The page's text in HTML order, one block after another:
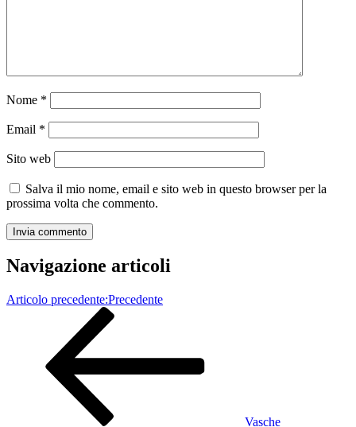
Nome *
Email *
Sito web
Salva il mio nome, email e sito web in questo browser per la
prossima volta che commento.
Navigazione articoli
Articolo precedente:Precedente
Vasche